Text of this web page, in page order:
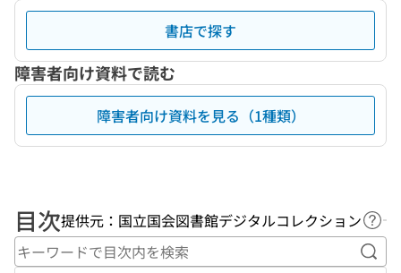
書店で探す
障害者向け資料で読む
障害者向け資料を見る（1種類）
目次提供元：国立国会図書館デジタルコレクション ヘ
キ